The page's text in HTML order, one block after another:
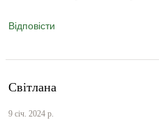
Відповісти
Світлана
9 січ. 2024 р.